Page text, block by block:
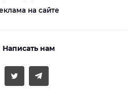
на сайте
Написать нам